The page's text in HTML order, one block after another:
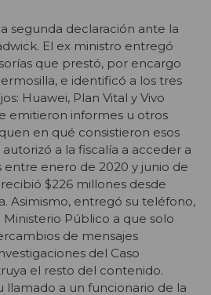
segunda declaración ante la
El ex ministro entregó
que prestó, por encargo
e identificó a los tres
Huawei, Plan Vital y Vivo
emitieron informes u otros
en qué consistieron esos
a la fiscalía a acceder a
entre enero de 2020 y junio de
$226 millones desde
Asimismo, entregó su teléfono,
Público a que solo
de mensajes
del Caso
el resto del contenido.
llamado a un funcionario de la